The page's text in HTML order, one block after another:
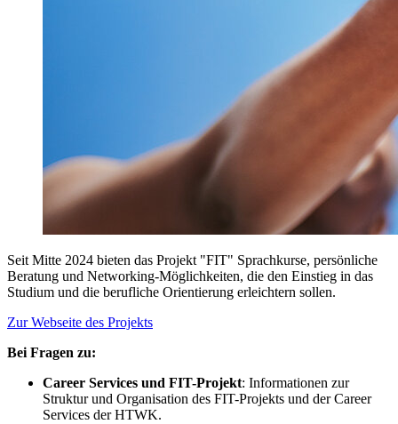
Seit Mitte 2024 bieten das Projekt "FIT" Sprachkurse, persönliche
Beratung und Networking-Möglichkeiten, die den Einstieg in das
Studium und die berufliche Orientierung erleichtern sollen.
Zur Webseite des Projekts
Bei Fragen zu:
Career Services und FIT-Projekt: Informationen zur
Struktur und Organisation des FIT-Projekts und der Career
Services der HTWK.